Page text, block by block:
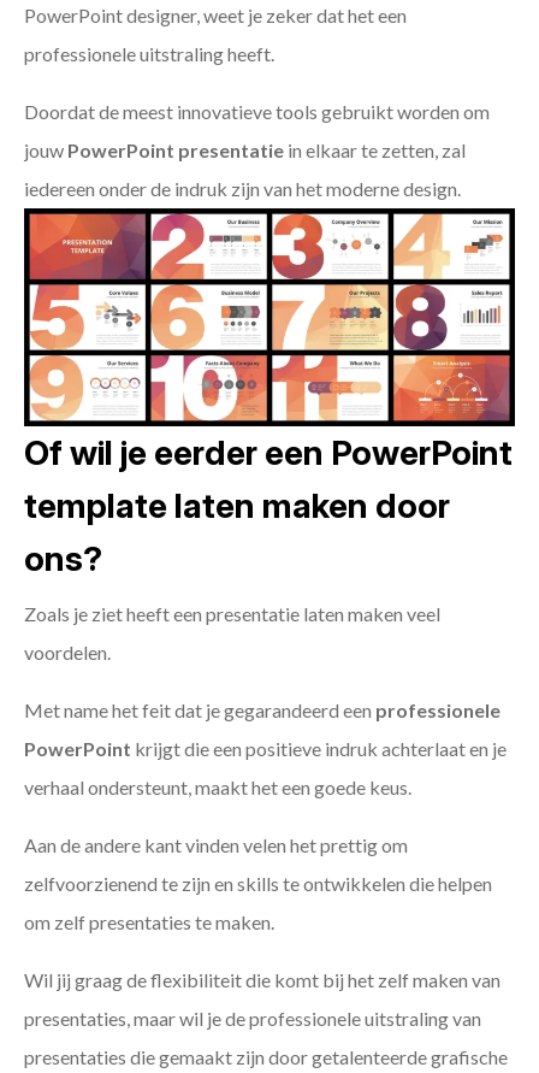
PowerPoint designer, weet je zeker dat het een
professionele uitstraling heeft.
Doordat de meest innovatieve tools gebruikt worden om
jouw PowerPoint presentatie in elkaar te zetten, zal
iedereen onder de indruk zijn van het moderne design.
Of wil je eerder een PowerPoint
template laten maken door
ons?
Zoals je ziet heeft een presentatie laten maken veel
voordelen.
Met name het feit dat je gegarandeerd een professionele
PowerPoint krijgt die een positieve indruk achterlaat en je
verhaal ondersteunt, maakt het een goede keus.
Aan de andere kant vinden velen het prettig om
zelfvoorzienend te zijn en skills te ontwikkelen die helpen
om zelf presentaties te maken.
Wil jij graag de flexibiliteit die komt bij het zelf maken van
presentaties, maar wil je de professionele uitstraling van
presentaties die gemaakt zijn door getalenteerde grafische